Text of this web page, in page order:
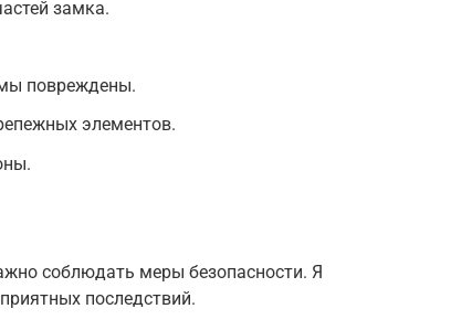
замка.
повреждены.
элементов.
соблюдать меры безопасности. Я
последствий.